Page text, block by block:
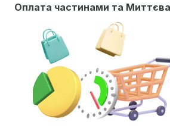
Оплата частинами та